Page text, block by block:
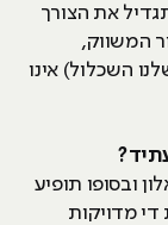
את הצורך
המשווק,
השכלול) אינו
ובסופו תופיע
מדויקות